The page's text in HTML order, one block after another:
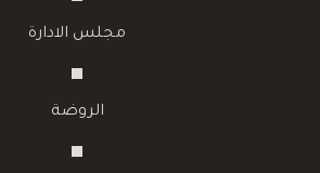
مجلس الادارة
الروضة